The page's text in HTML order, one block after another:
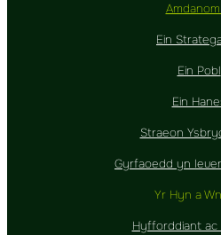
Ein
Ein Pobl
Ein
Straeon
Gyrfaoedd yn
Yr Hyn a
Hyfforddiant ac